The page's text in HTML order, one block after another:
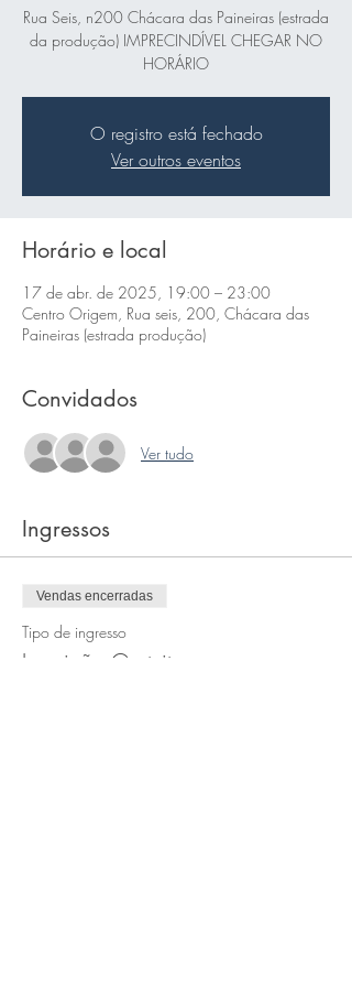
Rua Seis, n200 Chácara das Paineiras (estrada
da produção) IMPRECINDÍVEL CHEGAR NO
HORÁRIO
O registro está fechado
Ver outros eventos
Horário e local
17 de abr. de 2025, 19:00 – 23:00
Centro Origem, Rua seis, 200, Chácara das
Paineiras (estrada produção)
Convidados
Ver tudo
Ingressos
Vendas encerradas
Tipo de ingresso
Inscrição Gratuita